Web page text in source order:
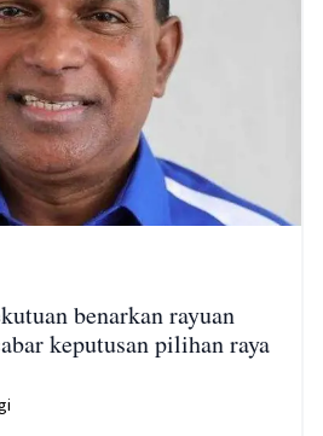
benarkan rayuan
keputusan pilihan raya